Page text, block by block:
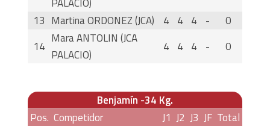
13 Martina ORDONEZ (JCA) 4 4 4 -
0
14
Mara ANTOLIN (JCA
PALACIO)
4 4 4 - 0
Benjamín -34 Kg.
Pos. Competidor J1 J2 J3 JF Total